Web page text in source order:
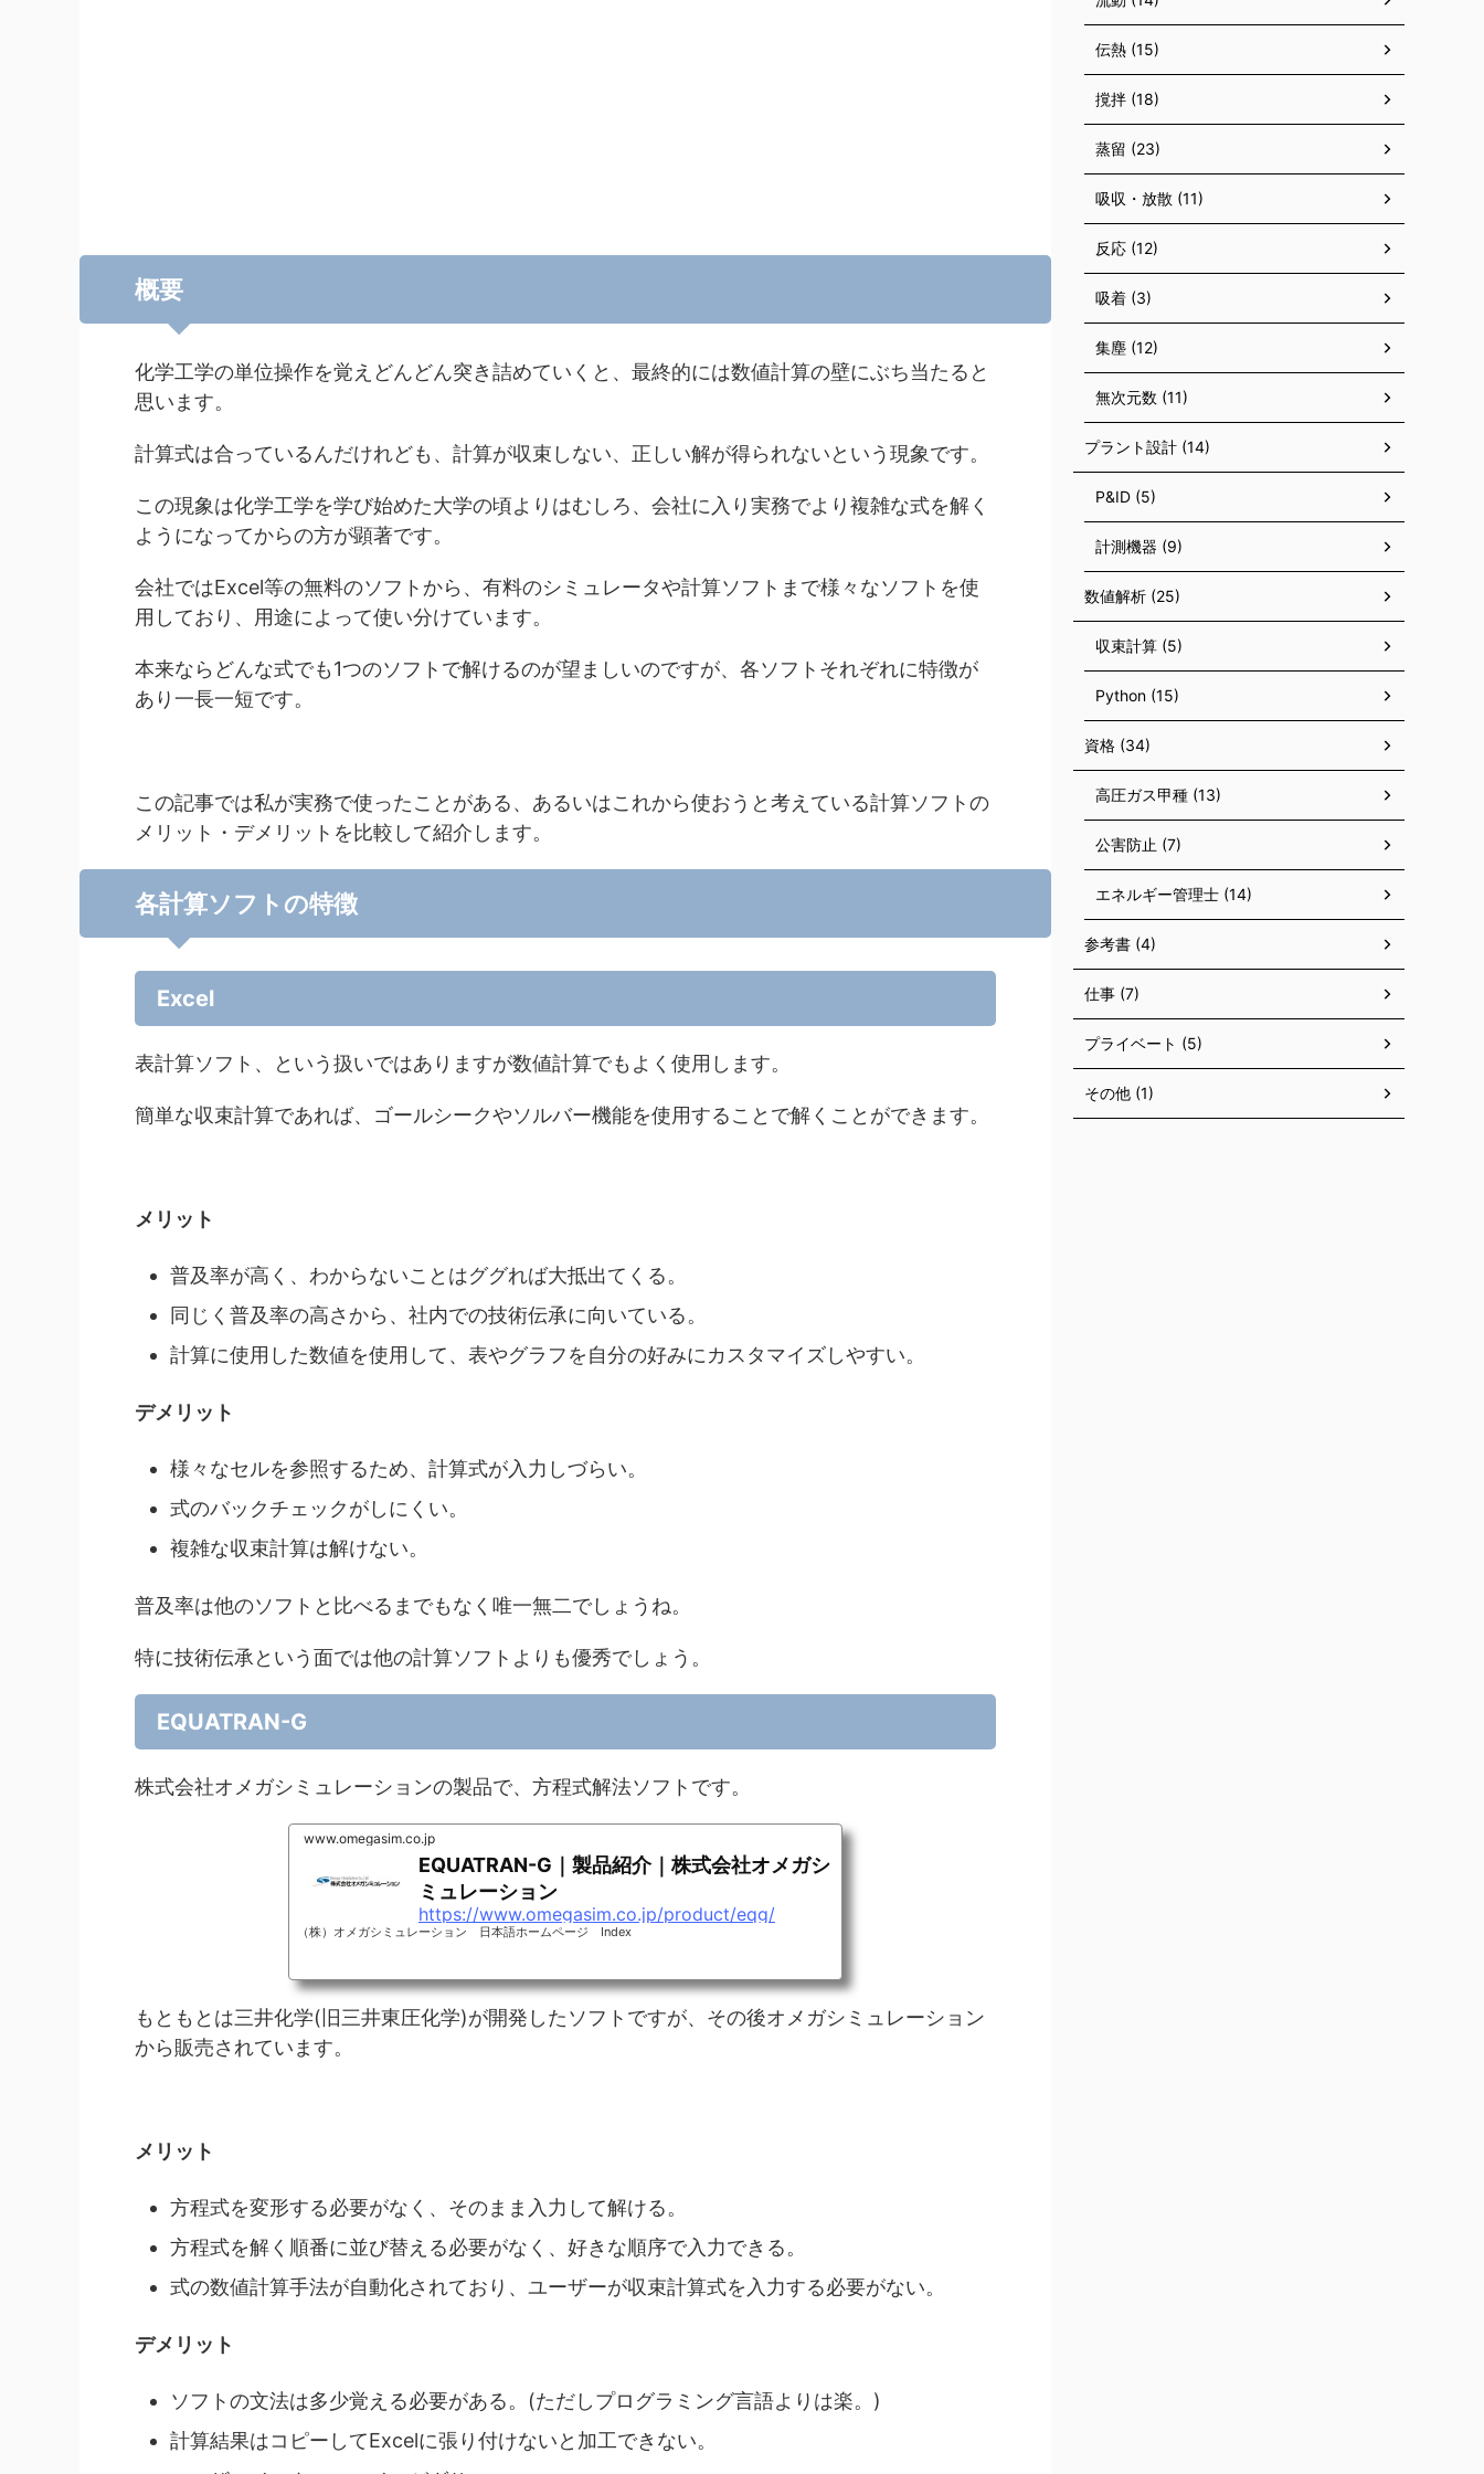
概要
化学工学の単位操作を覚えどんどん突き詰めていくと、最終的には数値計算の壁にぶち当たると
思います。
計算式は合っているんだけれども、計算が収束しない、正しい解が得られないという現象です。
この現象は化学工学を学び始めた大学の頃よりはむしろ、会社に入り実務でより複雑な式を解く
ようになってからの方が顕著です。
会社ではExcel等の無料のソフトから、有料のシミュレータや計算ソフトまで様々なソフトを使
用しており、用途によって使い分けています。
本来ならどんな式でも1つのソフトで解けるのが望ましいのですが、各ソフトそれぞれに特徴が
あり一長一短です。
この記事では私が実務で使ったことがある、あるいはこれから使おうと考えている計算ソフトの
メリット・デメリットを比較して紹介します。
各計算ソフトの特徴
Excel
表計算ソフト、という扱いではありますが数値計算でもよく使用します。
簡単な収束計算であれば、ゴールシークやソルバー機能を使用することで解くことができます。
メリット
普及率が高く、わからないことはググれば大抵出てくる。
同じく普及率の高さから、社内での技術伝承に向いている。
計算に使用した数値を使用して、表やグラフを自分の好みにカスタマイズしやすい。
デメリット
様々なセルを参照するため、計算式が入力しづらい。
式のバックチェックがしにくい。
複雑な収束計算は解けない。
普及率は他のソフトと比べるまでもなく唯一無二でしょうね。
特に技術伝承という面では他の計算ソフトよりも優秀でしょう。
EQUATRAN-G
株式会社オメガシミュレーションの製品で、方程式解法ソフトです。
www.omegasim.co.jp
EQUATRAN-G｜製品紹介｜株式会社オメガシ
ミュレーション
https://www.omegasim.co.jp/product/eqg/
（株）オメガシミュレーション 日本語ホームページ Index
もともとは三井化学(旧三井東圧化学)が開発したソフトですが、その後オメガシミュレーション
から販売されています。
メリット
方程式を変形する必要がなく、そのまま入力して解ける。
方程式を解く順番に並び替える必要がなく、好きな順序で入力できる。
式の数値計算手法が自動化されており、ユーザーが収束計算式を入力する必要がない。
デメリット
ソフトの文法は多少覚える必要がある。(ただしプログラミング言語よりは楽。)
計算結果はコピーしてExcelに張り付けないと加工できない。
伝熱 (15)
撹拌 (18)
蒸留 (23)
吸収・放散 (11)
反応 (12)
吸着 (3)
集塵 (12)
無次元数 (11)
プラント設計 (14)
P&ID (5)
計測機器 (9)
数値解析 (25)
収束計算 (5)
Python (15)
資格 (34)
高圧ガス甲種 (13)
公害防止 (7)
エネルギー管理士 (14)
参考書 (4)
仕事 (7)
プライベート (5)
その他 (1)